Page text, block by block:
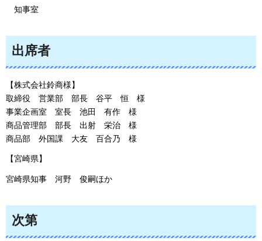
知事室
出席者
【株式会社鈴商様】
取締役
営業部 部長 谷平 恒
様
事業企画室 室長 池田 有作
様
商品管理部 部長 出射 栄治
様
商品部 外国課 大友 百合乃 様
【宮崎県】
宮崎県知事 河野 俊嗣ほか
次第